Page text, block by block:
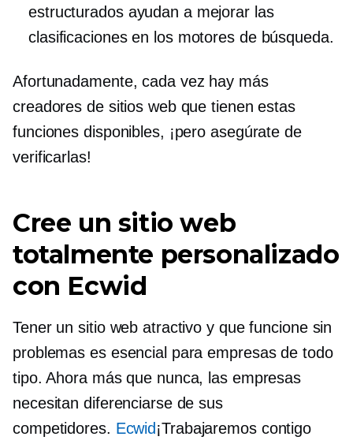
estructurados ayudan a mejorar las
clasificaciones en los motores de búsqueda.
Afortunadamente, cada vez hay más
creadores de sitios web que tienen estas
funciones disponibles, ¡pero asegúrate de
verificarlas!
Cree un sitio web
totalmente personalizado
con Ecwid
Tener un sitio web atractivo y que funcione sin
problemas es esencial para empresas de todo
tipo. Ahora más que nunca, las empresas
necesitan diferenciarse de sus
competidores. Ecwid ¡Trabajaremos contigo